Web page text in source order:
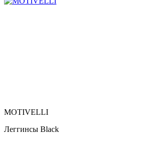
MOTIVELLI
Леггинсы Black